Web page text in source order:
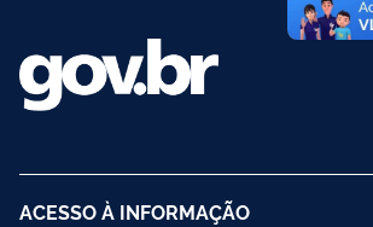
ACESSO À INFORMAÇÃO